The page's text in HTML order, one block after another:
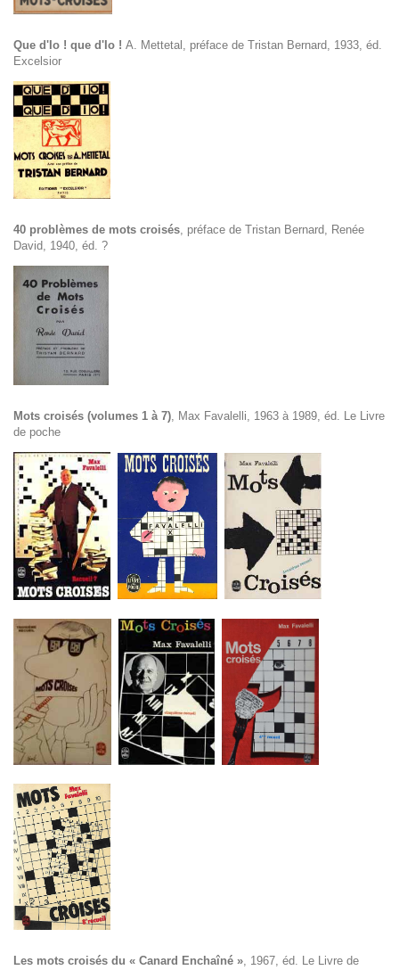
Que d'Io ! que d'Io ! A. Mettetal, préface de Tristan Bernard, 1933, éd.
Excelsior
40 problèmes de mots croisés, préface de Tristan Bernard, Renée
David, 1940, éd. ?
Mots croisés (volumes 1 à 7) , Max Favalelli, 1963 à 1989, éd. Le Livre
de poche
Les mots croisés du « Canard Enchaîné » , 1967, éd. Le Livre de